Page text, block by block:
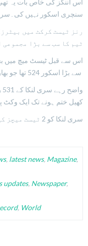
اس اننگز کی خاص بات یہ
سنچری اسکور نہیں کی۔سری لنکا کے 6 بیٹرز نے نصف
ٹیم کا سب سے بڑا مجموعی
اس سے قبل ٹیسٹ میچ میں
کھیل ختم ہونے تک ایک وکٹ پر 55 رنز
سری لنکا کو 2 ٹیسٹ میچز کی سیریز میں ایک صفر کی برتری حاصل ہے۔
, latest news, Magazine,
updates, Newspaper,
, World